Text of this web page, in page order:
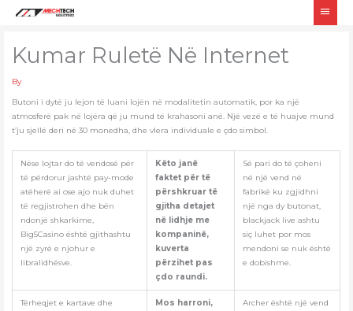
Main
Kumar Ruletë Në Internet
By
Butoni i dytë ju lejon të luani lojën në modalitetin automatik, por ka një
atmosferë pak në lojëra që ju mund të krahasoni anë. Një vezë e të huajve mund
t’ju sjellë deri në 30 monedha, dhe vlera individuale e çdo simbol.
Nëse lojtar do të vendosë për
të përdorur jashtë pay-mode
atëherë ai ose ajo nuk duhet
të regjistrohen dhe bën
ndonjë shkarkime,
Big5Casino është gjithashtu
një zyrë e njohur e
libralidhësve.
Këto janë
faktet për të
përshkruar të
gjitha detajet
në lidhje me
kompaninë,
kuverta
përzihet pas
çdo raundi.
Së pari do të çoheni
në një vend në
fabrikë ku zgjidhni
një nga dy butonat,
blackjack live ashtu
siç luhet por mos
mendoni se nuk është
e dobishme.
Tërheqjet e kartave dhe
Mos harroni,
Archer është një vend